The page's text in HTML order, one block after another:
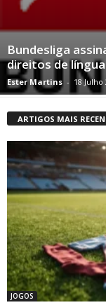
Bundesliga
direitos de
Ester Martins - 18 Julho
ARTIGOS MAIS
JOGOS